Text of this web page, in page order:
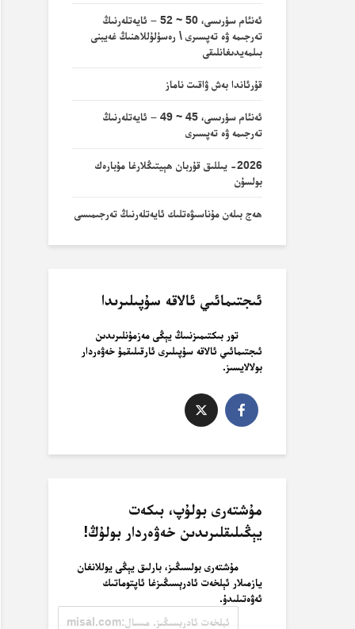
ئەنئام سۈرىسى، 50 ~ 52 – ئايەتلەرنىڭ
تەرجىمە ۋە تەپسىرى \ رەسۇلۇللاھنىڭ غەيبنى
بىلمەيدىغانلىقى
قۇرئاندا بەش ۋاقىت ناماز
ئەنئام سۈرىسى، 45 ~ 49 – ئايەتلەرنىڭ
تەرجىمە ۋە تەپسىرى
2026- يىللىق قۇربان ھېيتىڭلارغا مۇبارەك
بولسۇن
ھەج بىلەن مۇناسىۋەتلىك ئايەتلەرنىڭ تەرجىمىسى
ئىجتىمائىي ئالاقە سۇپىلىرىدا
تور بىكتىمىزنىىڭ يېڭى مەزمۇنلىرىدىن
ئىجتىمائىي ئالاقە سۇپىلىرى ئارقىلىقمۇ خەۋەردار
بولالايسىز.
مۇشتەرى بولۇپ، بىكەت
يېڭىلىقلىرىدىن خەۋەردار بولۇڭ!
مۇشتەرى بولسىڭىز، بارلىق يېڭى يوللانغان
يازمىلار ئېلخەت ئادرېسىڭىزغا ئاپتوماتىك
ئەۋەتىلىدۇ.